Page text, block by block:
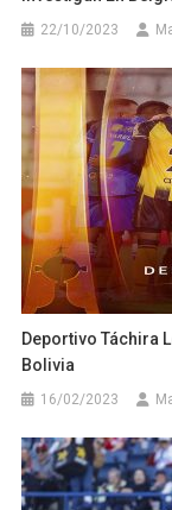
22/10/2023
Deportivo Táchira
Bolivia
16/02/2023